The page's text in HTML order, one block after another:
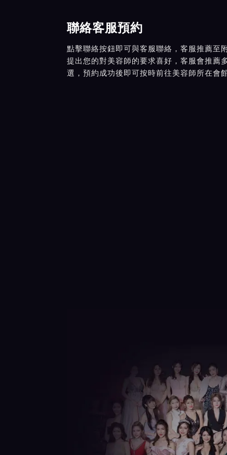
聯絡客服預約
點擊聯絡按鈕即可與客服聯絡，客服推薦至
提出您的對美容師的要求喜好，客服會推薦
選，預約成功後即可按時前往美容師所在會